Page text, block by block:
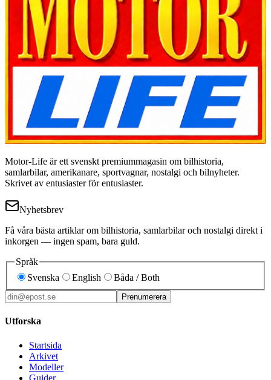
Motor-Life är ett svenskt premiummagasin om bilhistoria,
samlarbilar, amerikanare, sportvagnar, nostalgi och bilnyheter.
Skrivet av entusiaster för entusiaster.
Nyhetsbrev
Få våra bästa artiklar om bilhistoria, samlarbilar och nostalgi direkt i
inkorgen — ingen spam, bara guld.
Språk
Svenska
English Båda / Both
Prenumerera
Utforska
Startsida
Arkivet
Modeller
Guider